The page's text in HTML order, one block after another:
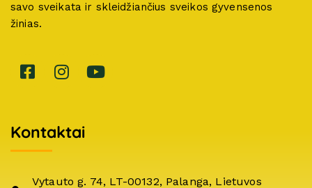
savo sveikata ir skleidžiančius sveikos gyvensenos
žinias.
Kontaktai
Vytauto g. 74, LT-00132, Palanga, Lietuvos